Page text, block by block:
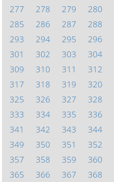
277
278 279 280
285
286 287 288
293
294 295 296
301
302 303 304
309
310 311 312
317
318 319 320
325
326 327 328
333
334 335 336
341
342 343 344
349
350 351 352
357
358 359 360
365
366 367 368